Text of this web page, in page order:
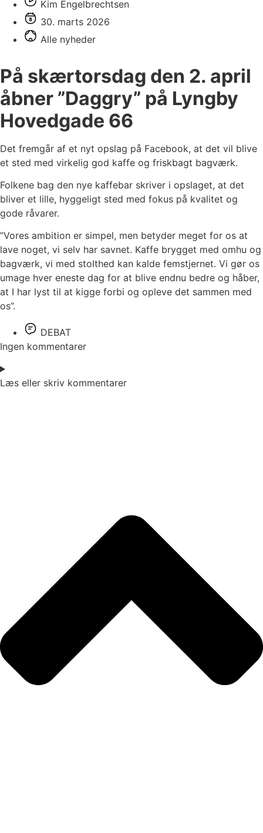
Kim Engelbrechtsen
30. marts 2026
Alle nyheder
På skærtorsdag den 2. april
åbner ”Daggry” på Lyngby
Hovedgade 66
Det fremgår af et nyt opslag på Facebook, at det vil blive
et sted med virkelig god kaffe og friskbagt bagværk.
Folkene bag den nye kaffebar skriver i opslaget, at det
bliver et lille, hyggeligt sted med fokus på kvalitet og
gode råvarer.
”Vores ambition er simpel, men betyder meget for os at
lave noget, vi selv har savnet. Kaffe brygget med omhu og
bagværk, vi med stolthed kan kalde femstjernet. Vi gør os
umage hver eneste dag for at blive endnu bedre og håber,
at I har lyst til at kigge forbi og opleve det sammen med
os”.
DEBAT
Ingen kommentarer
Læs eller skriv kommentarer